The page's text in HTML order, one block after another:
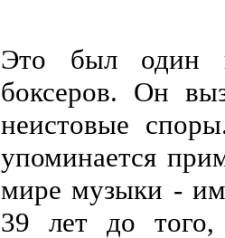
Это был один
боксеров. Он
неистовые
упоминается
мире музыки -
39 лет до